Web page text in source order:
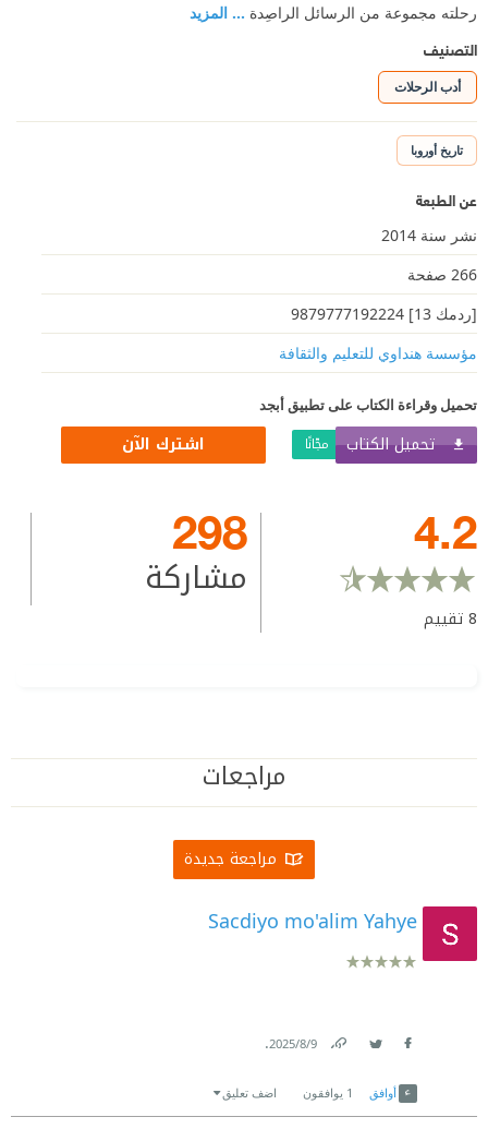
رحلته مجموعة من الرسائل الراصِدة ... المزيد
التصنيف
أدب الرحلات
تاريخ أوروبا
عن الطبعة
نشر سنة 2014
266 صفحة
[ردمك 13] 9879777192224
مؤسسة هنداوي للتعليم والثقافة
تحميل وقراءة الكتاب على تطبيق أبجد
تحميل الكتاب مجّانًا اشترك الآن
4.2
8تقييم
298
مشاركة
مراجعات
مراجعة جديدة
Sacdiyo mo'alim Yahye
9‏/8‏/2025
.
أوافق 1 يوافقون اضف تعليق